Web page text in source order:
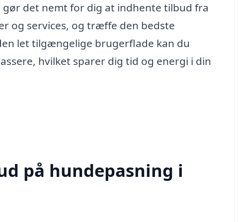
det nemt for dig at indhente tilbud fra
og services, og træffe den bedste
let tilgængelige brugerflade kan du
hvilket sparer dig tid og energi i din
på hundepasning i